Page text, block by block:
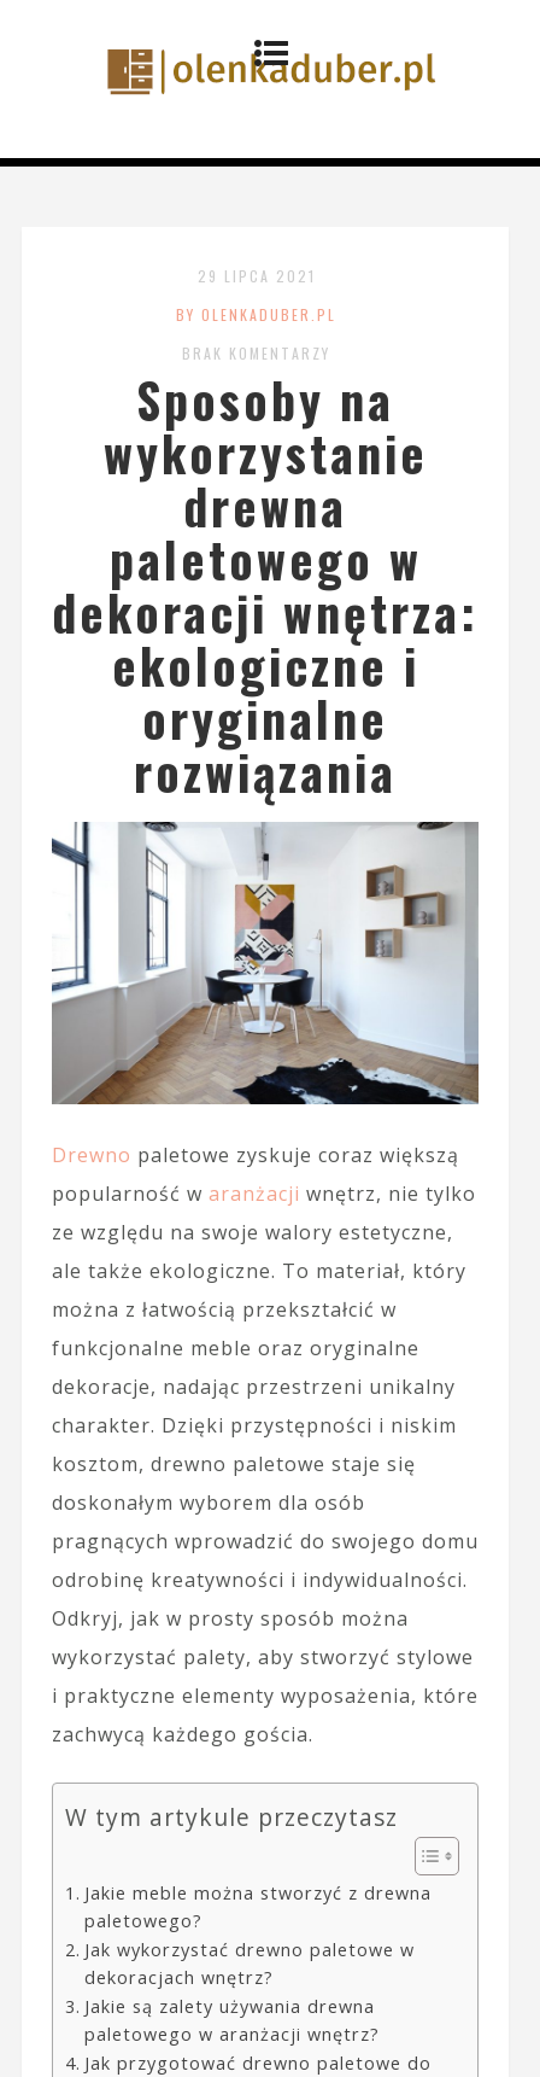
29 LIPCA 2021
BY OLENKADUBER.PL
BRAK KOMENTARZY
Sposoby na
wykorzystanie
drewna
paletowego w
dekoracji wnętrza:
ekologiczne i
oryginalne
rozwiązania
Drewno paletowe zyskuje coraz większą
popularność w aranżacji wnętrz, nie tylko
ze względu na swoje walory estetyczne,
ale także ekologiczne. To materiał, który
można z łatwością przekształcić w
funkcjonalne meble oraz oryginalne
dekoracje, nadając przestrzeni unikalny
charakter. Dzięki przystępności i niskim
kosztom, drewno paletowe staje się
doskonałym wyborem dla osób
pragnących wprowadzić do swojego domu
odrobinę kreatywności i indywidualności.
Odkryj, jak w prosty sposób można
wykorzystać palety, aby stworzyć stylowe
i praktyczne elementy wyposażenia, które
zachwycą każdego gościa.
W tym artykule przeczytasz
Jakie meble można stworzyć z drewna
paletowego?
Jak wykorzystać drewno paletowe w
dekoracjach wnętrz?
Jakie są zalety używania drewna
paletowego w aranżacji wnętrz?
Jak przygotować drewno paletowe do